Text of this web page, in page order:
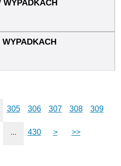
305 306 307 308 309
... 430 > >>